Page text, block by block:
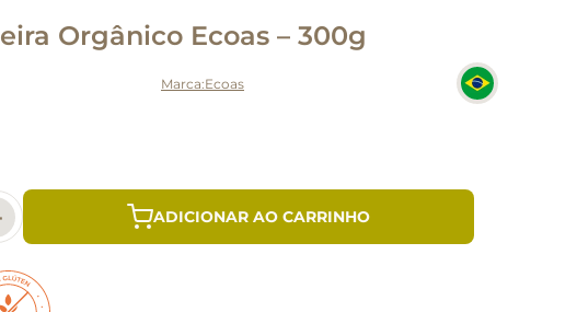
Orgânico Ecoas – 300g
Ecoas
ADICIONAR AO CARRINHO